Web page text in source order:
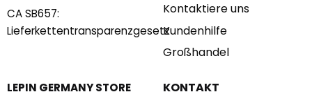
CA SB657:
Lieferkettentransparenzgesetz
Kontaktiere uns
Kundenhilfe
Großhandel
LEPIN GERMANY STORE KONTAKT